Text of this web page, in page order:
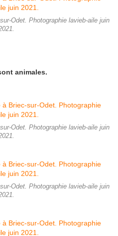
Odet. Photographie lavieb-aile juin
animales.
Odet. Photographie lavieb-aile juin
Odet. Photographie lavieb-aile juin